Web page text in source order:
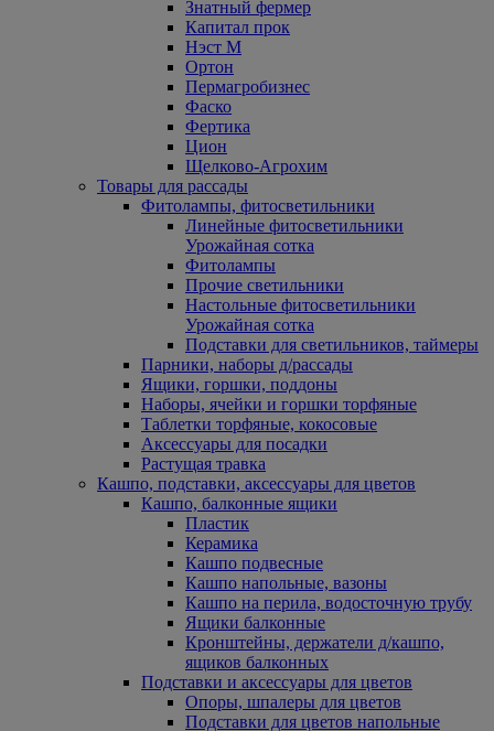
Знатный фермер
Капитал прок
Нэст М
Ортон
Пермагробизнес
Фаско
Фертика
Цион
Щелково-Агрохим
Товары для рассады
Фитолампы, фитосветильники
Линейные фитосветильники
Урожайная сотка
Фитолампы
Прочие светильники
Настольные фитосветильники
Урожайная сотка
Подставки для светильников, таймеры
Парники, наборы д/рассады
Ящики, горшки, поддоны
Наборы, ячейки и горшки торфяные
Таблетки торфяные, кокосовые
Аксессуары для посадки
Растущая травка
Кашпо, подставки, аксессуары для цветов
Кашпо, балконные ящики
Пластик
Керамика
Кашпо подвесные
Кашпо напольные, вазоны
Кашпо на перила, водосточную трубу
Ящики балконные
Кронштейны, держатели д/кашпо,
ящиков балконных
Подставки и аксессуары для цветов
Опоры, шпалеры для цветов
Подставки для цветов напольные